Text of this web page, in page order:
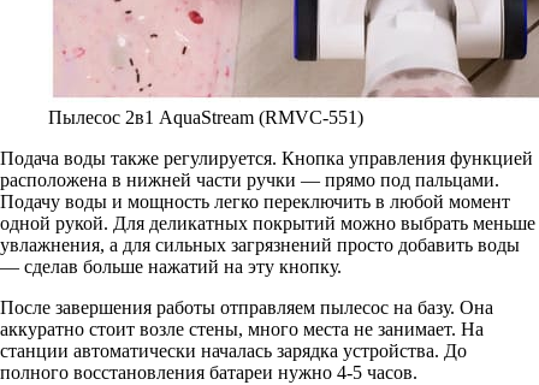
Пылесос 2в1 AquaStream (RMVC-551)
Подача воды также регулируется. Кнопка управления функцией
расположена в нижней части ручки — прямо под пальцами.
Подачу воды и мощность легко переключить в любой момент
одной рукой. Для деликатных покрытий можно выбрать меньше
увлажнения, а для сильных загрязнений просто добавить воды
— сделав больше нажатий на эту кнопку.
После завершения работы отправляем пылесос на базу. Она
аккуратно стоит возле стены, много места не занимает. На
станции автоматически началась зарядка устройства. До
полного восстановления батареи нужно 4-5 часов.